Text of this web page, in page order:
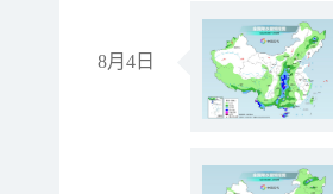
8月4日